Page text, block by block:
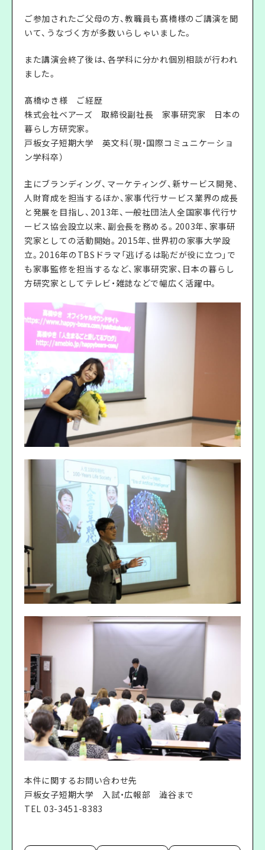
ご参加されたご父母の方、教職員も髙橋様のご講演を聞
いて、うなづく方が多数いらしゃいました。
また講演会終了後は、各学科に分かれ個別相談が行われ
ました。
髙橋ゆき様 ご経歴
株式会社ベアーズ 取締役副社長 家事研究家 日本の
暮らし方研究家。
戸板女子短期大学 英文科（現・国際コミュニケーショ
ン学科卒）
主にブランディング、マーケティング、新サービス開発、
人財育成を担当するほか、家事代行サービス業界の成長
と発展を目指し、2013年、一般社団法人全国家事代行サ
ービス協会設立以来、副会長を務める。2003年、家事研
究家としての活動開始。2015年、世界初の家事大学設
立。2016年のTBSドラマ「逃げるは恥だが役に立つ」で
も家事監修を担当するなど、家事研究家、日本の暮らし
方研究家としてテレビ・雑誌などで幅広く活躍中。
本件に関するお問い合わせ先
戸板女子短期大学 入試・広報部 澁谷まで
TEL 03-3451-8383